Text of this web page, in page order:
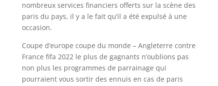
nombreux services financiers offerts sur la scène des
paris du pays, il y a le fait qu’il a été expulsé à une
occasion.
Coupe d’europe coupe du monde – Angleterre contre
France fifa 2022 le plus de gagnants n’oublions pas
non plus les programmes de parrainage qui
pourraient vous sortir des ennuis en cas de paris